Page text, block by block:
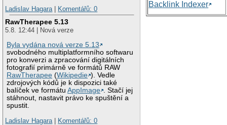
Ladislav Hagara
Komentářů: 0
RawTherapee 5.13
5.8. 12:44 | Nová verze
Byla vydána nová verze 5.13
svobodného multiplatformního softwaru
pro konverzi a zpracování digitálních
fotografií primárně ve formátů RAW
RawTherapee (Wikipedie ). Vedle
zdrojových kódů je k dispozici také
balíček ve formátuAppImage . Stačí jej
stáhnout, nastavit právo ke spuštění a
spustit.
Ladislav Hagara
Komentářů: 0
Backlink Indexer